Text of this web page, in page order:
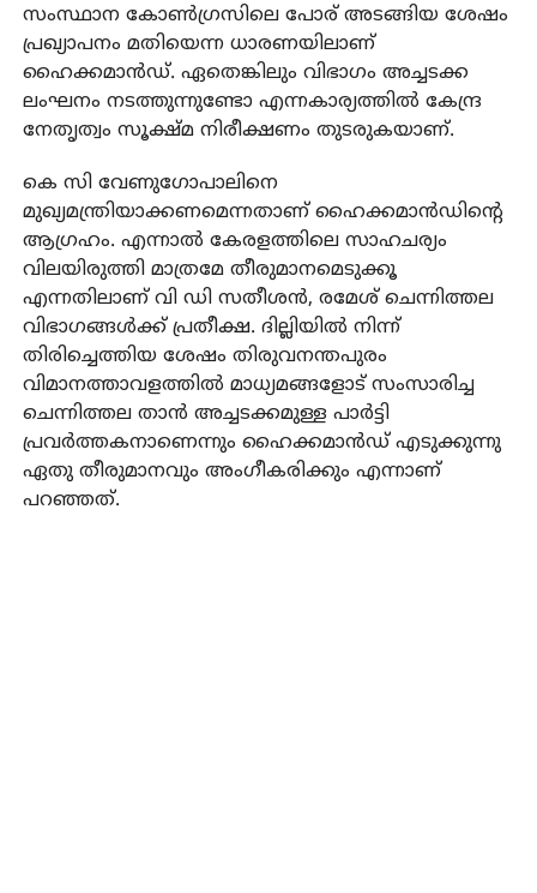
സംസ്ഥാന കോണ്‍ഗ്രസിലെ പോര് അടങ്ങിയ ശേഷം
പ്രഖ്യാപനം മതിയെന്ന ധാരണയിലാണ്
ഹൈക്കമാന്‍ഡ്. ഏതെങ്കിലും വിഭാഗം അച്ചടക്ക
ലംഘനം നടത്തുന്നുണ്ടോ എന്നകാര്യത്തില്‍ കേന്ദ്ര
നേതൃത്വം സൂക്ഷ്മ നിരീക്ഷണം തുടരുകയാണ്.
കെ സി വേണുഗോപാലിനെ
മുഖ്യമന്ത്രിയാക്കണമെന്നതാണ് ഹൈക്കമാന്‍ഡിന്റെ
ആഗ്രഹം. എന്നാല്‍ കേരളത്തിലെ സാഹചര്യം
വിലയിരുത്തി മാത്രമേ തീരുമാനമെടുക്കൂ
എന്നതിലാണ് വി ഡി സതീശന്‍, രമേശ് ചെന്നിത്തല
വിഭാഗങ്ങള്‍ക്ക് പ്രതീക്ഷ. ദില്ലിയില്‍ നിന്ന്
തിരിച്ചെത്തിയ ശേഷം തിരുവനന്തപുരം
വിമാനത്താവളത്തില്‍ മാധ്യമങ്ങളോട് സംസാരിച്ച
ചെന്നിത്തല താന്‍ അച്ചടക്കമുള്ള പാര്‍ട്ടി
പ്രവര്‍ത്തകനാണെന്നും ഹൈക്കമാന്‍ഡ് എടുക്കുന്നു
ഏതു തീരുമാനവും അംഗീകരിക്കും എന്നാണ്
പറഞ്ഞത്.